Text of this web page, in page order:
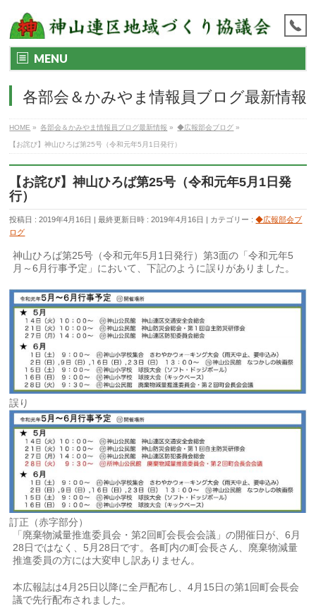
MENU
各部会＆かみやま情報員ブログ最新情報
HOME » 各部会＆かみやま情報員ブログ最新情報 » ◆広報部会ブログ »
【お詫び】神山ひろば第25号（令和元年5月1日発行）
【お詫び】神山ひろば第25号（令和元年5月1日発
行）
投稿日 : 2019年4月16日 最終更新日時 : 2019年4月16日 カテゴリー :◆広報部会ブ
ログ
神山ひろば第25号（令和元年5月1日発行）第3面の「令和元年5
月～6月行事予定」において、下記のように誤りがありました。
誤り
訂正（赤字部分）
「廃棄物減量推進委員会・第2回町会長会会議」の開催日が、6月
28日ではなく、5月28日です。各町内の町会長さん、廃棄物減量
推進委員の方には大変申し訳ありません。
本広報誌は4月25日以降に全戸配布し、4月15日の第1回町会長会
議で先行配布されました。